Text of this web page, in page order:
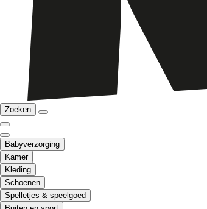
Zoeken
Babyverzorging
Kamer
Kleding
Schoenen
Spelletjes & speelgoed